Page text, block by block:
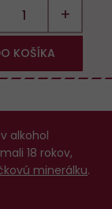
+
KOŠÍKA
alkohol
18 rokov,
minerálku.